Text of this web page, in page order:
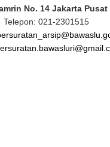
No. 14 Jakarta Pusat
Telepon: 021-2301515